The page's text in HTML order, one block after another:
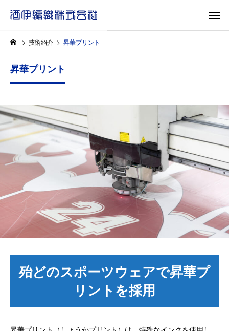
技術紹介 昇華プリント
昇華プリント
殆どのスポーツウェアで昇華プ
リントを採用